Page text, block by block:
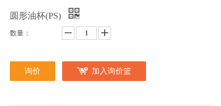
圆形油杯(PS)
数量：
询价 加入询价篮